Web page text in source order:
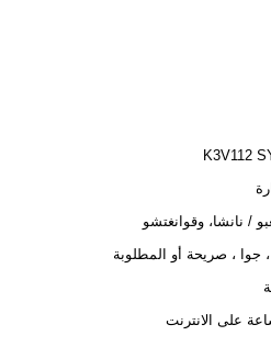
K3V112
/ نانشا، وقوانغتشو
، جوا ، صريحة أو المطلوبة